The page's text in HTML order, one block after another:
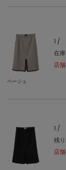
ベージュ
1 /
在
店
1 /
残
店